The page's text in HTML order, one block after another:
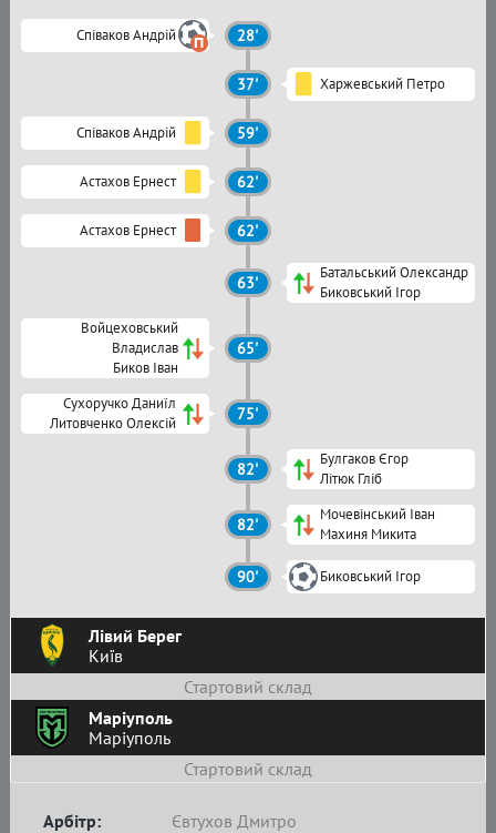
Лівий Берег
Київ
Стартовий склад
Співаков Андрій 28'
37' Харжевський Петро
Співаков Андрій 59'
Астахов Ернест 62'
Астахов Ернест 62'
63'
Батальський Олександр
Биковський Ігор
Войцеховський
Владислав
Биков Іван
65'
Сухоручко Даниїл
Литовченко Олексій
75'
82'
Булгаков Єгор
Літюк Гліб
82'
Мочевінський Іван
Махиня Микита
90' Биковський Ігор
Маріуполь
Маріуполь
Стартовий склад
Арбітр:
Євтухов Дмитро